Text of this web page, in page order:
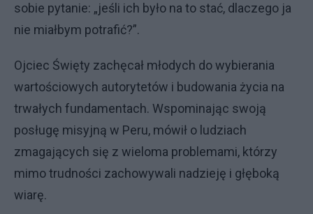
sobie pytanie: „jeśli ich było na to stać, dlaczego ja
nie miałbym potrafić?”.
Ojciec Święty zachęcał młodych do wybierania
wartościowych autorytetów i budowania życia na
trwałych fundamentach. Wspominając swoją
posługę misyjną w Peru, mówił o ludziach
zmagających się z wieloma problemami, którzy
mimo trudności zachowywali nadzieję i głęboką
wiarę.